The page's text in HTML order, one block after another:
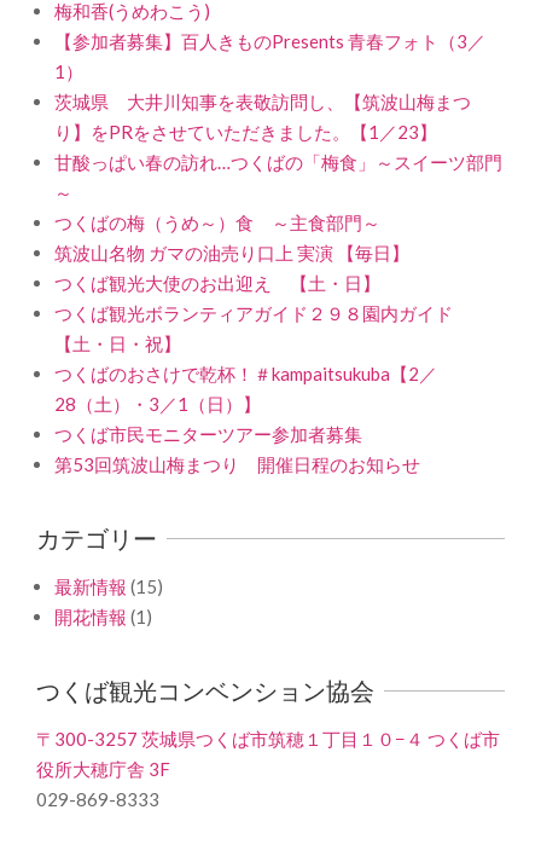
梅和香(うめわこう)
【参加者募集】百人きものPresents 青春フォト（3／
1）
茨城県 大井川知事を表敬訪問し、【筑波山梅まつ
り】をPRをさせていただきました。【1／23】
甘酸っぱい春の訪れ…つくばの「梅食」～スイーツ部門
～
つくばの梅（うめ～）食 ～主食部門～
筑波山名物 ガマの油売り口上 実演 【毎日】
つくば観光大使のお出迎え 【土・日】
つくば観光ボランティアガイド２９８園内ガイド
【土・日・祝】
つくばのおさけで乾杯！＃kampaitsukuba【2／
28（土）・3／1（日）】
つくば市民モニターツアー参加者募集
第53回筑波山梅まつり 開催日程のお知らせ
カテゴリー
最新情報 (15)
開花情報 (1)
つくば観光コンベンション協会
〒300-3257 茨城県つくば市筑穂１丁目１０−４ つくば市
役所大穂庁舎 3F
029-869-8333